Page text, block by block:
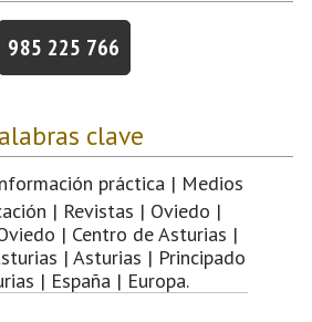
985 225 766
clave
práctica | Medios
| Revistas | Oviedo |
| Centro de Asturias |
| Asturias | Principado
| España | Europa.